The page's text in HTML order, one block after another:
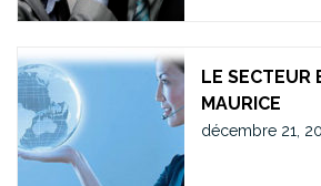
LE SECTEUR
MAURICE
décembre 21,